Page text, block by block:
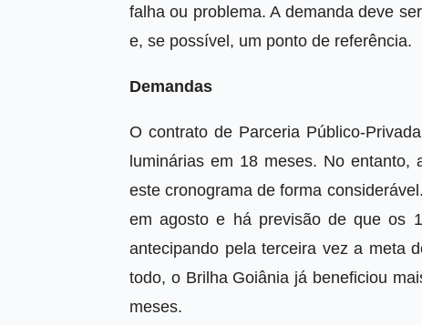
falha ou problema. A demanda deve
e, se possível, um ponto de referência.
Demandas
O contrato de Parceria Público-
luminárias em 18 meses. No entanto,
este cronograma de forma
em agosto e há previsão de que os
antecipando pela terceira vez a meta
todo, o Brilha Goiânia já beneficiou
meses.